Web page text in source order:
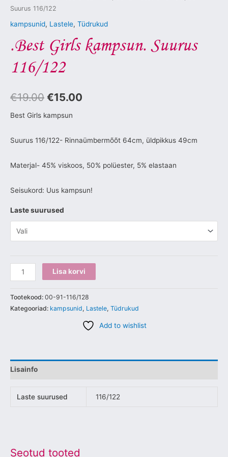
Suurus 116/122
kampsunid, Lastele, Tüdrukud
.Best Girls kampsun. Suurus
116/122
€19.00 €15.00
Best Girls kampsun
Suurus 116/122- Rinnaümbermõõt 64cm, üldpikkus 49cm
Materjal- 45% viskoos, 50% polüester, 5% elastaan
Seisukord: Uus kampsun!
Laste suurused
Lisa korvi
Tootekood: 00-91-116/128
Kategooriad: kampsunid, Lastele, Tüdrukud
Add to wishlist
Lisainfo
Laste suurused 116/122
Seotud tooted